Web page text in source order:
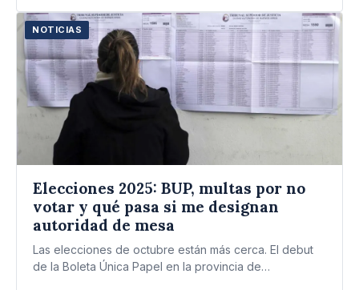
NOTICIAS
Elecciones 2025: BUP, multas por no
votar y qué pasa si me designan
autoridad de mesa
Las elecciones de octubre están más cerca. El debut
de la Boleta Única Papel en la provincia de…